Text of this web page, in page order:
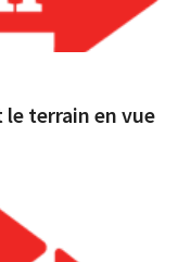
terrain en vue